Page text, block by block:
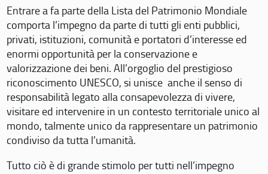
Entrare a fa parte della Lista del Patrimonio Mondiale
comporta l’impegno da parte di tutti gli enti pubblici,
privati, istituzioni, comunità e portatori d’interesse ed
enormi opportunità per la conservazione e
valorizzazione dei beni. All’orgoglio del prestigioso
riconoscimento UNESCO, si unisce anche il senso di
responsabilità legato alla consapevolezza di vivere,
visitare ed intervenire in un contesto territoriale unico al
mondo, talmente unico da rappresentare un patrimonio
condiviso da tutta l’umanità.
Tutto ciò è di grande stimolo per tutti nell’impegno